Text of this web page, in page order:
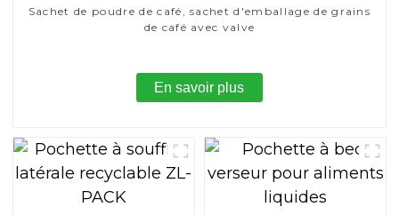
Sachet de poudre de café, sachet d'emballage de grains
de café avec valve
En savoir plus